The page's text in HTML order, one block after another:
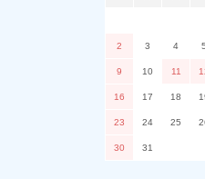
2 3 4 5
9 10 11
16 17 18
23 24 25
30 31